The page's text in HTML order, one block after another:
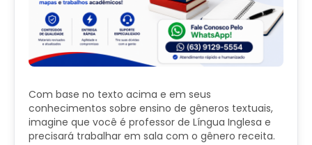
Com base no texto acima e em seus
conhecimentos sobre ensino de gêneros textuais,
imagine que você é professor de Língua Inglesa e
precisará trabalhar em sala com o gênero receita.